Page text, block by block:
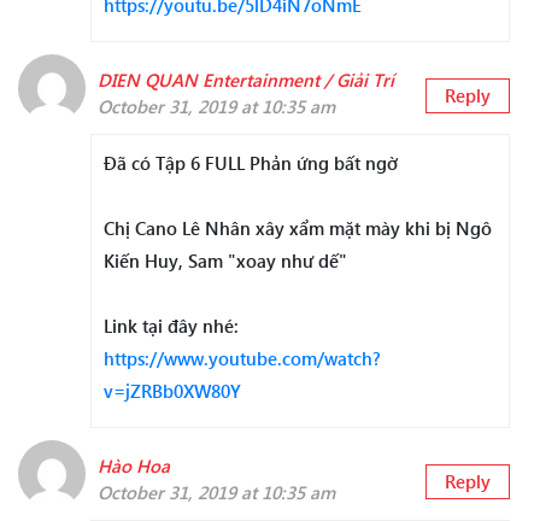
https://youtu.be/5lD4iN7oNmE
DIEN QUAN Entertainment / Giải Trí
October 31, 2019 at 10:35 am
Reply
Đã có Tập 6 FULL Phản ứng bất ngờ
Chị Cano Lê Nhân xây xẩm mặt mày khi bị Ngô
Kiến Huy, Sam "xoay như dế"
Link tại đây nhé:
https://www.youtube.com/watch?
v=jZRBb0XW80Y
Hào Hoa
October 31, 2019 at 10:35 am
Reply